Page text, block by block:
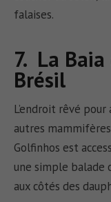
falaises.
7. La
Brésil
L’endroit rêvé
autres
Golfinhos est
une simple balade
aux côtés des